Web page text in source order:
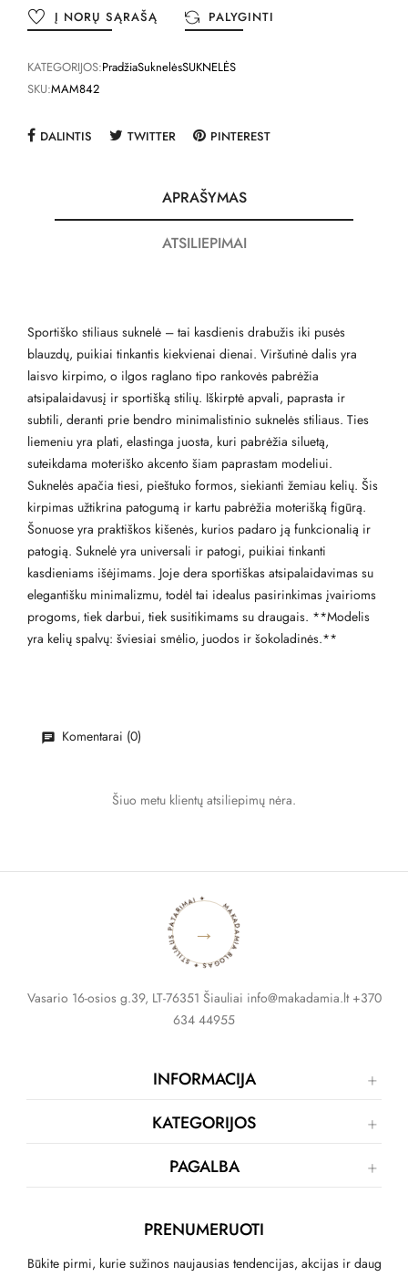
Į NORŲ SĄRAŠĄ PALYGINTI
KATEGORIJOS:PradžiaSuknelėsSUKNELĖS
SKU:MAM842
DALINTIS TWITTER PINTEREST
APRAŠYMAS
ATSILIEPIMAI
Sportiško stiliaus suknelė – tai kasdienis drabužis iki pusės
blauzdų, puikiai tinkantis kiekvienai dienai. Viršutinė dalis yra
laisvo kirpimo, o ilgos raglano tipo rankovės pabrėžia
atsipalaidavusį ir sportišką stilių. Iškirptė apvali, paprasta ir
subtili, deranti prie bendro minimalistinio suknelės stiliaus. Ties
liemeniu yra plati, elastinga juosta, kuri pabrėžia siluetą,
suteikdama moteriško akcento šiam paprastam modeliui.
Suknelės apačia tiesi, pieštuko formos, siekianti žemiau kelių. Šis
kirpimas užtikrina patogumą ir kartu pabrėžia moterišką figūrą.
Šonuose yra praktiškos kišenės, kurios padaro ją funkcionalią ir
patogią. Suknelė yra universali ir patogi, puikiai tinkanti
kasdieniams išėjimams. Joje dera sportiškas atsipalaidavimas su
elegantišku minimalizmu, todėl tai idealus pasirinkimas įvairioms
progoms, tiek darbui, tiek susitikimams su draugais. **Modelis
yra kelių spalvų: šviesiai smėlio, juodos ir šokoladinės.**
Komentarai (0)
Šiuo metu klientų atsiliepimų nėra.
MAKADAMIA BLOGAS ✦ STILIAUS PATARIMAI ✦
→
Vasario 16-osios g.39, LT-76351 Šiauliai info@makadamia.lt +370
634 44955
INFORMACIJA
KATEGORIJOS
PAGALBA
PRENUMERUOTI
Būkite pirmi, kurie sužinos naujausias tendencijas, akcijas ir daug